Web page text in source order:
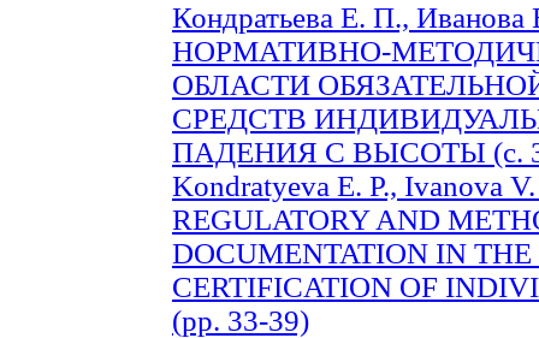
Кондратьева Е. П.,
НОРМАТИВНО-
ОБЛАСТИ
СРЕДСТВ
ПАДЕНИЯ С ВЫСОТЫ (с.
Kondratyeva E. P., Ivanova
REGULATORY AND
DOCUMENTATION IN
CERTIFICATION OF
(pp. 33-39)